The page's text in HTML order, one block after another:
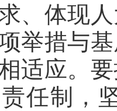
、体现
举措与
适应。
任制，